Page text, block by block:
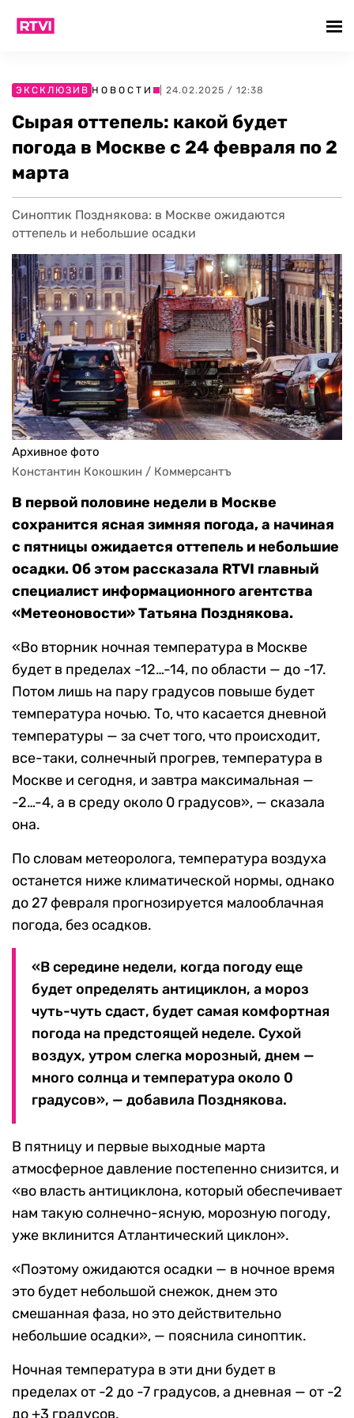
ЭКСКЛЮЗИВ НОВОСТИ | 24.02.2025 / 12:38
Сырая оттепель: какой будет
погода в Москве с 24 февраля по 2
марта
Синоптик Позднякова: в Москве ожидаются
оттепель и небольшие осадки
Архивное фото
Константин Кокошкин / Коммерсантъ
В первой половине недели в Москве
сохранится ясная зимняя погода, а начиная
с пятницы ожидается оттепель и небольшие
осадки. Об этом рассказала RTVI главный
специалист информационного агентства
«Метеоновости» Татьяна Позднякова.
«Во вторник ночная температура в Москве
будет в пределах -12…-14, по области — до -17.
Потом лишь на пару градусов повыше будет
температура ночью. То, что касается дневной
температуры — за счет того, что происходит,
все-таки, солнечный прогрев, температура в
Москве и сегодня, и завтра максимальная —
-2…-4, а в среду около 0 градусов», — сказала
она.
По словам метеоролога, температура воздуха
останется ниже климатической нормы, однако
до 27 февраля прогнозируется малооблачная
погода, без осадков.
«В середине недели, когда погоду еще
будет определять антициклон, а мороз
чуть-чуть сдаст, будет самая комфортная
погода на предстоящей неделе. Сухой
воздух, утром слегка морозный, днем —
много солнца и температура около 0
градусов», — добавила Позднякова.
В пятницу и первые выходные марта
атмосферное давление постепенно снизится, и
«во власть антициклона, который обеспечивает
нам такую солнечно-ясную, морозную погоду,
уже вклинится Атлантический циклон».
«Поэтому ожидаются осадки — в ночное время
это будет небольшой снежок, днем это
смешанная фаза, но это действительно
небольшие осадки», — пояснила синоптик.
Ночная температура в эти дни будет в
пределах от -2 до -7 градусов, а дневная — от -2
до +3 градусов.